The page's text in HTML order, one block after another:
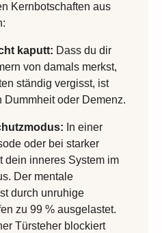
Kernbotschaften aus
kaputt: Dass du dir
von damals merkst,
ständig vergisst, ist
Dummheit oder Demenz.
In einer
oder bei starker
dein inneres System im
Der mentale
durch unruhige
zu 99 % ausgelastet.
Türsteher blockiert